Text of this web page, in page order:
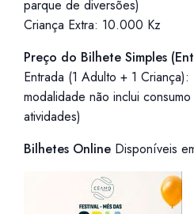
parque de diversões)
Criança Extra: 10.000 Kz
Preço do Bilhete Simples
Entrada (1 Adulto + 1
modalidade não inclui
atividades)
Bilhetes Online Disponíveis